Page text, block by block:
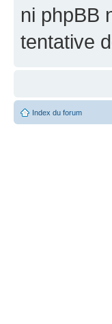
ni phpBB
tentative
Index du forum